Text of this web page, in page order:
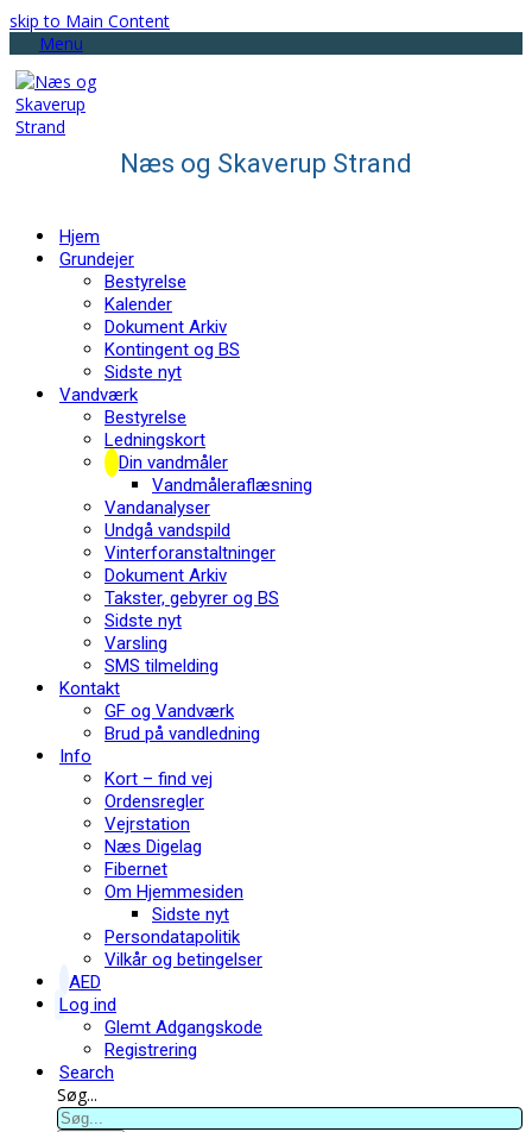
skip to Main Content
Menu
Næs og Skaverup Strand
Hjem
Grundejer
Bestyrelse
Kalender
Dokument Arkiv
Kontingent og BS
Sidste nyt
Vandværk
Bestyrelse
Ledningskort
Din vandmåler
Vandmåleraflæsning
Vandanalyser
Undgå vandspild
Vinterforanstaltninger
Dokument Arkiv
Takster, gebyrer og BS
Sidste nyt
Varsling
SMS tilmelding
Kontakt
GF og Vandværk
Brud på vandledning
Info
Kort – find vej
Ordensregler
Vejrstation
Næs Digelag
Fibernet
Om Hjemmesiden
Sidste nyt
Persondatapolitik
Vilkår og betingelser
AED
Log ind
Glemt Adgangskode
Registrering
Search
Søg...